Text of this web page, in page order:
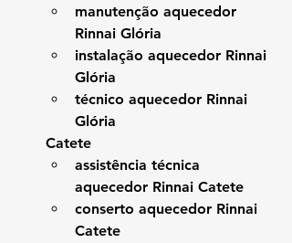
manutenção aquecedor
Rinnai Glória
instalação aquecedor Rinnai
Glória
técnico aquecedor Rinnai
Glória
Catete
assistência técnica
aquecedor Rinnai Catete
conserto aquecedor Rinnai
Catete